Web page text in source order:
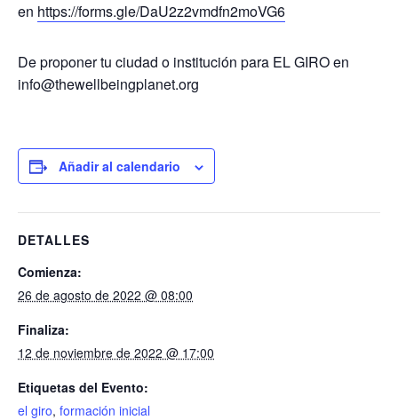
en https://forms.gle/DaU2z2vmdfn2moVG6
De proponer tu ciudad o institución para EL GIRO en
info@thewellbeingplanet.org
Añadir al calendario
DETALLES
Comienza:
26 de agosto de 2022 @ 08:00
Finaliza:
12 de noviembre de 2022 @ 17:00
Etiquetas del Evento:
el giro, formación inicial